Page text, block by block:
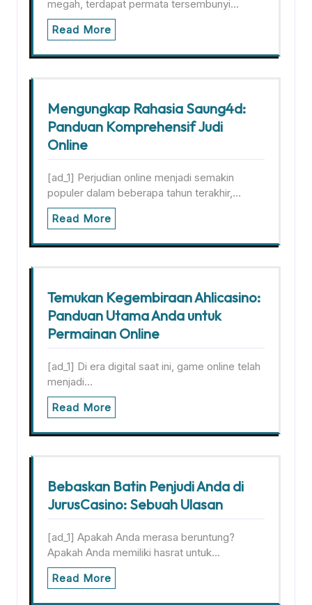
megah, terdapat permata tersembunyi…
Read More
Mengungkap Rahasia Saung4d:
Panduan Komprehensif Judi
Online
[ad_1] Perjudian online menjadi semakin
populer dalam beberapa tahun terakhir,…
Read More
Temukan Kegembiraan Ahlicasino:
Panduan Utama Anda untuk
Permainan Online
[ad_1] Di era digital saat ini, game online telah
menjadi…
Read More
Bebaskan Batin Penjudi Anda di
JurusCasino: Sebuah Ulasan
[ad_1] Apakah Anda merasa beruntung?
Apakah Anda memiliki hasrat untuk…
Read More